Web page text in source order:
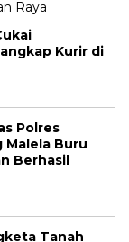
Kurir di
Polres
Malela Buru
Berhasil
Tanah